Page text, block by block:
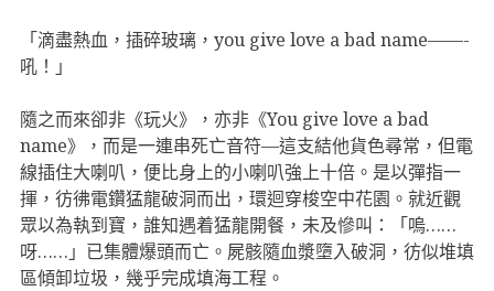
「滴盡熱血，插碎玻璃，you give love a bad name——-
吼！」
隨之而來卻非《玩火》，亦非《You give love a bad
name》，而是一連串死亡音符—這支結他貨色尋常，但電
線插住大喇叭，便比身上的小喇叭強上十倍。是以彈指一
揮，彷彿電鑽猛龍破洞而出，環迴穿梭空中花園。就近觀
眾以為執到寶，誰知遇着猛龍開餐，未及慘叫：「嗚……
呀……」已集體爆頭而亡。屍骸隨血漿墮入破洞，彷似堆填
區傾卸垃圾，幾乎完成填海工程。